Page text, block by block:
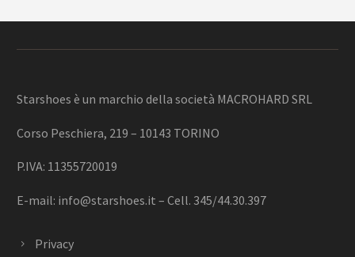
Starshoes è un marchio della società MACROHARD SRL
Corso Peschiera, 219 – 10143 TORINO
P.IVA: 11355720019
E-mail: info@starshoes.it – Cell. 345/44.30.397
Privacy